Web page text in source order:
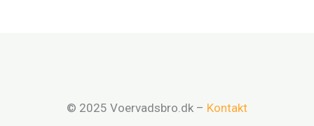
© 2025 Voervadsbro.dk – Kontakt